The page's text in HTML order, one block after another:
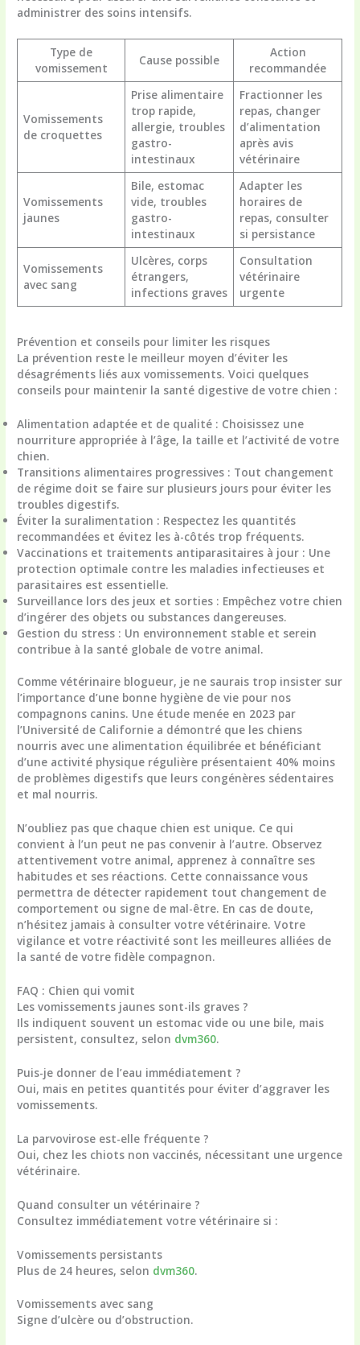
administrer des soins intensifs.
Type de
vomissement
Cause possible
Action
recommandée
Vomissements
de croquettes
Prise alimentaire
trop rapide,
allergie, troubles
gastro-
intestinaux
Fractionner les
repas, changer
d’alimentation
après avis
vétérinaire
Vomissements
jaunes
Bile, estomac
vide, troubles
gastro-
intestinaux
Adapter les
horaires de
repas, consulter
si persistance
Vomissements
avec sang
Ulcères, corps
étrangers,
infections graves
Consultation
vétérinaire
urgente
Prévention et conseils pour limiter les risques
La prévention reste le meilleur moyen d’éviter les
désagréments liés aux vomissements. Voici quelques
conseils pour maintenir la santé digestive de votre chien :
Alimentation adaptée et de qualité : Choisissez une
nourriture appropriée à l’âge, la taille et l’activité de votre
chien.
Transitions alimentaires progressives : Tout changement
de régime doit se faire sur plusieurs jours pour éviter les
troubles digestifs.
Éviter la suralimentation : Respectez les quantités
recommandées et évitez les à-côtés trop fréquents.
Vaccinations et traitements antiparasitaires à jour : Une
protection optimale contre les maladies infectieuses et
parasitaires est essentielle.
Surveillance lors des jeux et sorties : Empêchez votre chien
d’ingérer des objets ou substances dangereuses.
Gestion du stress : Un environnement stable et serein
contribue à la santé globale de votre animal.
Comme vétérinaire blogueur, je ne saurais trop insister sur
l’importance d’une bonne hygiène de vie pour nos
compagnons canins. Une étude menée en 2023 par
l’Université de Californie a démontré que les chiens
nourris avec une alimentation équilibrée et bénéficiant
d’une activité physique régulière présentaient 40% moins
de problèmes digestifs que leurs congénères sédentaires
et mal nourris.
N’oubliez pas que chaque chien est unique. Ce qui
convient à l’un peut ne pas convenir à l’autre. Observez
attentivement votre animal, apprenez à connaître ses
habitudes et ses réactions. Cette connaissance vous
permettra de détecter rapidement tout changement de
comportement ou signe de mal-être. En cas de doute,
n’hésitez jamais à consulter votre vétérinaire. Votre
vigilance et votre réactivité sont les meilleures alliées de
la santé de votre fidèle compagnon.
FAQ : Chien qui vomit
Les vomissements jaunes sont-ils graves ?
Ils indiquent souvent un estomac vide ou une bile, mais
persistent, consultez, selon dvm360.
Puis-je donner de l’eau immédiatement ?
Oui, mais en petites quantités pour éviter d’aggraver les
vomissements.
La parvovirose est-elle fréquente ?
Oui, chez les chiots non vaccinés, nécessitant une urgence
vétérinaire.
Quand consulter un vétérinaire ?
Consultez immédiatement votre vétérinaire si :
Vomissements persistants
Plus de 24 heures, selon dvm360.
Vomissements avec sang
Signe d’ulcère ou d’obstruction.